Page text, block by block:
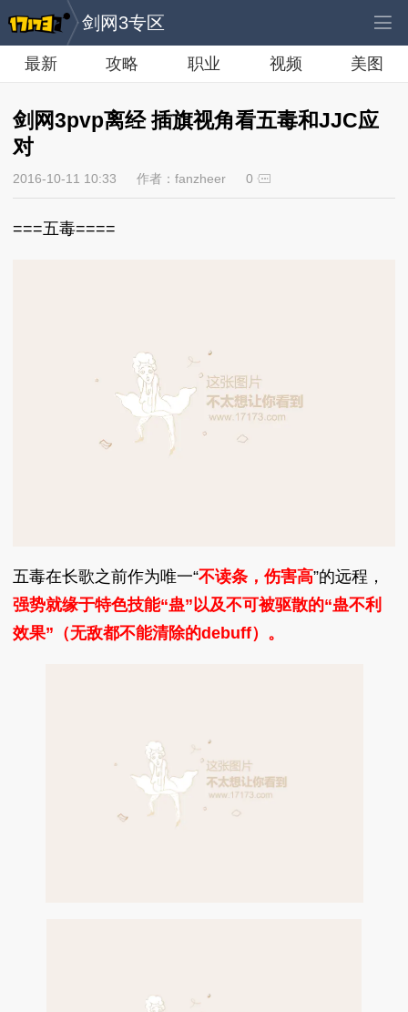
剑网3专区
最新 攻略 职业 视频 美图
剑网3pvp离经 插旗视角看五毒和JJC应
对
2016-10-11 10:33 作者：fanzheer 0
===五毒====
五毒在长歌之前作为唯一“不读条，伤害高”的远程，
强势就缘于特色技能“蛊”以及不可被驱散的“蛊不利
效果”（无敌都不能清除的debuff）。